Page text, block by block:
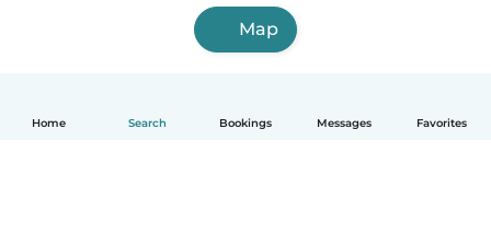
Home Search Bookings Messages Favorites
Map